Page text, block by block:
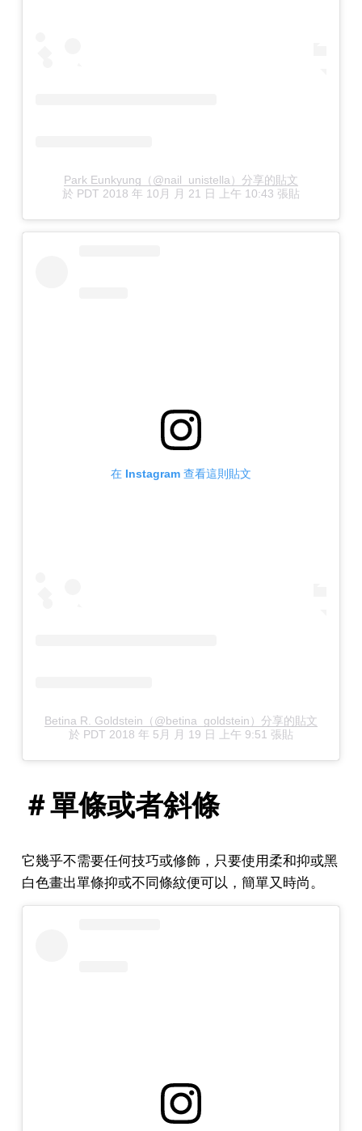
Park Eunkyung（@nail_unistella）分享的貼文
於 PDT 2018 年 10月 月 21 日 上午 10:43 張貼
在 Instagram 查看這則貼文
Betina R. Goldstein（@betina_goldstein）分享的貼文
於 PDT 2018 年 5月 月 19 日 上午 9:51 張貼
＃單條或者斜條
它幾乎不需要任何技巧或修飾，只要使用柔和抑或黑
白色畫出單條抑或不同條紋便可以，簡單又時尚。